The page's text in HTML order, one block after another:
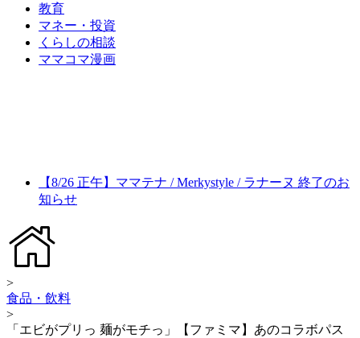
教育
マネー・投資
くらしの相談
ママコマ漫画
【8/26 正午】ママテナ / Merkystyle / ラナーヌ 終了のお
知らせ
>
食品・飲料
>
「エビがプリっ 麺がモチっ」【ファミマ】あのコラボパス